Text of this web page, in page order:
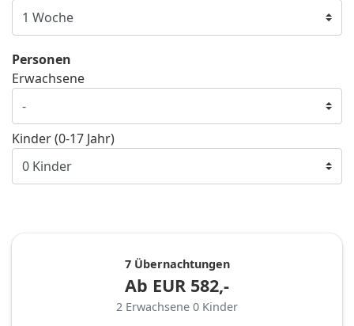
Personen
Erwachsene
Kinder (0-17 Jahr)
7 Übernachtungen
Ab EUR 582,-
2 Erwachsene 0 Kinder